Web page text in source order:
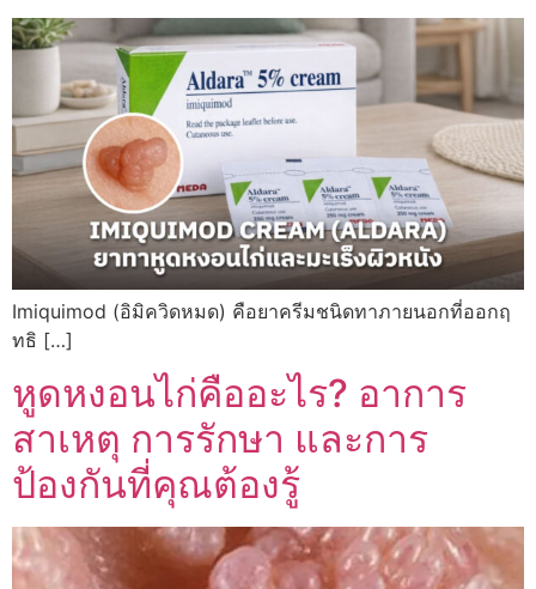
Imiquimod (อิมิควิดหมด) คือยาครีมชนิดทาภายนอกที่ออกฤ
ทธิ […]
หูดหงอนไก่คืออะไร? อาการ
สาเหตุ การรักษา และการ
ป้องกันที่คุณต้องรู้